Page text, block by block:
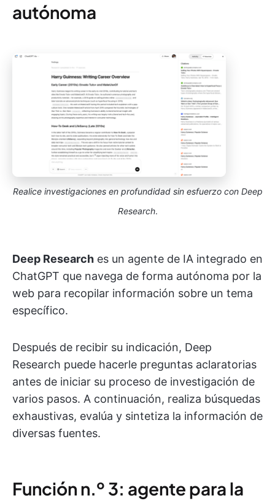
autónoma
Realice investigaciones en profundidad sin esfuerzo con Deep
Research.
Deep Research es un agente de IA integrado en
ChatGPT que navega de forma autónoma por la
web para recopilar información sobre un tema
específico.
Después de recibir su indicación, Deep
Research puede hacerle preguntas aclaratorias
antes de iniciar su proceso de investigación de
varios pasos. A continuación, realiza búsquedas
exhaustivas, evalúa y sintetiza la información de
diversas fuentes.
Función n.º 3: agente para la